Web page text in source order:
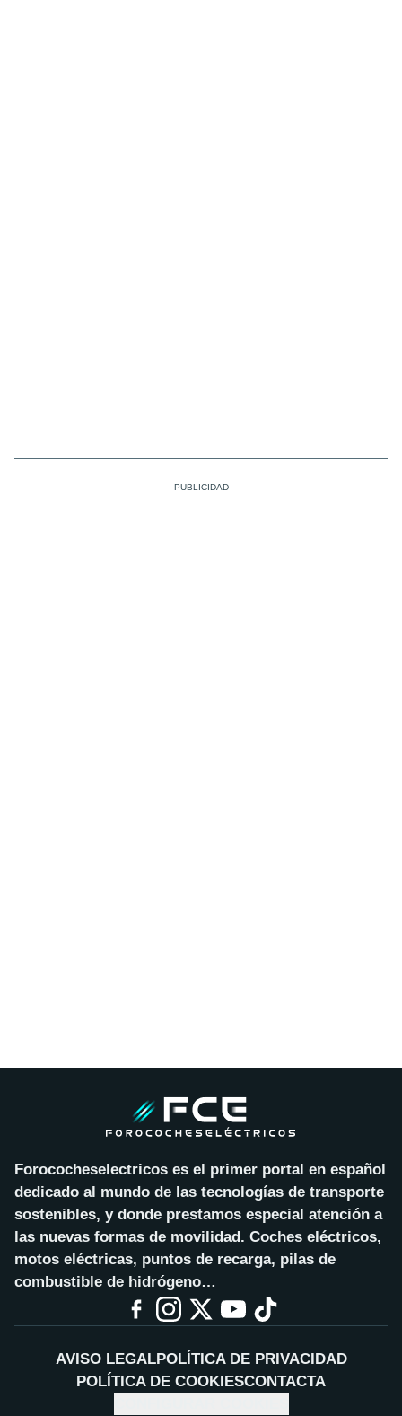
Forococheselectricos es el primer portal en español
dedicado al mundo de las tecnologías de transporte
sostenibles, y donde prestamos especial atención a
las nuevas formas de movilidad. Coches eléctricos,
motos eléctricas, puntos de recarga, pilas de
combustible de hidrógeno…
AVISO LEGALPOLÍTICA DE PRIVACIDAD
POLÍTICA DE COOKIESCONTACTA